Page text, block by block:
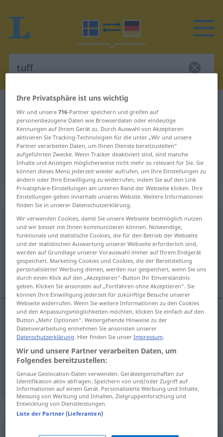
Schwedisch-Deutsch Wörterbuch
Schwedisch-Deutsch Übersetzung
für "tuff"
"tuff" Deutsch Übersetzung
„tuff“: Adjektiv, Eigenschaftswort
tuff [tɵf]adj
Übersicht aller Übersetzungen
(Für mehr Details die Übersetzung anklicken/antippen)
hart, kess, schneidig, schwierig
hart tuff
kess,schneidig tuff
schwierig tuff
Synonyme für "tuff"
Ihre Privatsphäre ist uns wichtig
Wir und unsere716-Partner speichern und greifen auf
personenbezogene Daten wie Browserdaten oder eindeutige
Kennungen auf Ihrem Gerät zu. Durch Auswahl von Akzeptieren
aktivieren Sie Tracking-Technologien für die unter „Wir und unsere
Partner verarbeiten Daten, um Ihnen Dienste bereitzustellen“
aufgeführten Zwecke. Wenn Tracker deaktiviert sind, sind manche
Inhalte und Anzeigen möglicherweise nicht mehr so relevant für Sie. Sie
können dieses Menü jederzeit wieder aufrufen, um Ihre Einstellungen zu
ändern oder Ihre Einwilligung zu widerrufen, indem Sie auf den Link
Privatsphäre-Einstellungen am unteren Rand der Webseite klicken. Ihre
Einstellungen gelten innerhalb unseres Website. Weitere Informationen
finden Sie in unserer Datenschutzerklärung.
Wir verwenden Cookies, damit Sie unsere Webseite bestmöglich nutzen
und wir besser mit Ihnen kommunizieren können. Notwendige,
funktionale und statistische Cookies, die für den Betrieb der Webseite
und der statistischen Auswertung unserer Webseite erforderlich sind,
werden auf Grundlage unserer Vorauswahl immer auf Ihrem Endgerät
gespeichert. Marketing-Cookies und Cookies, die der Bereitstellung
personalisierter Werbung dienen, werden nur gespeichert, wenn Sie uns
durch einen Klick auf den „Akzeptieren“-Button Ihr Einverständnis
geben. Klicken Sie ansonsten auf „Fortfahren ohne Akzeptieren“. Sie
können Ihre Einwilligung jederzeit für zukünftige Besuche unserer
Webseite widerrufen. Wenn Sie weitere Informationen zu den Cookies
und den Anpassungsmöglichkeiten möchten, klicken Sie einfach auf den
Button „Mehr Optionen“. Weitergehende Hinweise zu der
Datenverarbeitung entnehmen Sie ansonsten unserer
Datenschutzerklärung. Hier finden Sie unserImpressum.
Wir und unsere Partner verarbeiten Daten, um
Folgendes bereitzustellen:
Genaue Geolocation-Daten verwenden. Geräteeigenschaften zur
Identifikation aktiv abfragen. Speichern von und/oder Zugriff auf
Informationen auf einem Gerät. Personalisierte Werbung und Inhalte,
Messung von Werbung und Inhalten, Zielgruppenforschung und
Entwicklung von Dienstleistungen.
Liste der Partner (Lieferanten)